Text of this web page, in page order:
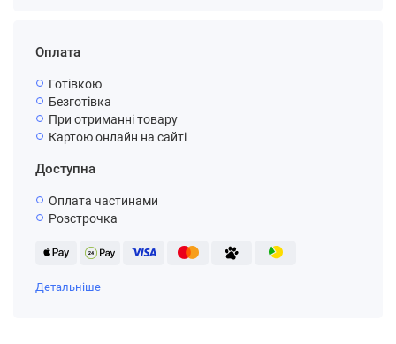
Оплата
Готівкою
Безготівка
При отриманні товару
Картою онлайн на сайті
Доступна
Оплата частинами
Розстрочка
Детальніше